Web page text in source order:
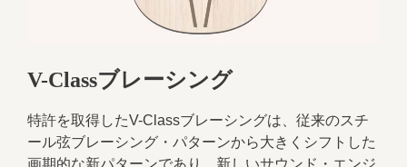
V-Classブレーシング
特許を取得したV-Classブレーシングは、従来のスチ
ール弦ブレーシング・パターンから大きくシフトした
画期的な新パターンであり、新しいサウンド・エンジ